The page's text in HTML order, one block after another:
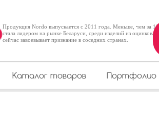
Продукция Nordo выпускается с 2011 года. Меньше, чем за 10
стала лидером на рынке Беларуси, среди изделий из
сейчас завоевывает признание в соседних странах.
Каталог товаров Портфолио